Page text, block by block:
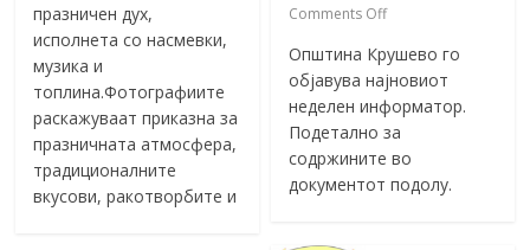
празничен дух,
исполнета со насмевки,
музика и
топлина.Фотографиите
раскажуваат приказна за
празничната атмосфера,
традиционалните
вкусови, ракотворбите и
Comments Off
Општина Крушево го
објавува најновиот
неделен информатор.
Подетално за
содржините во
документот подолу.